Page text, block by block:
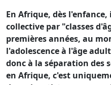
En Afrique, dès
collective par "classes
premières années, au
l'adolescence à l'âge
donc à la séparation des
en Afrique, c'est